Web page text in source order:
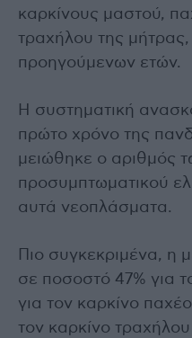
καρκίνους μαστού,
τραχήλου της
προηγούμενων ετών.
Η συστηματική
πρώτο χρόνο της
μειώθηκε ο αριθμός
προσυμπτωματικού
αυτά νεοπλάσματα.
Πιο συγκεκριμένα, η
σε ποσοστό 47% για
για τον καρκίνο
τον καρκίνο